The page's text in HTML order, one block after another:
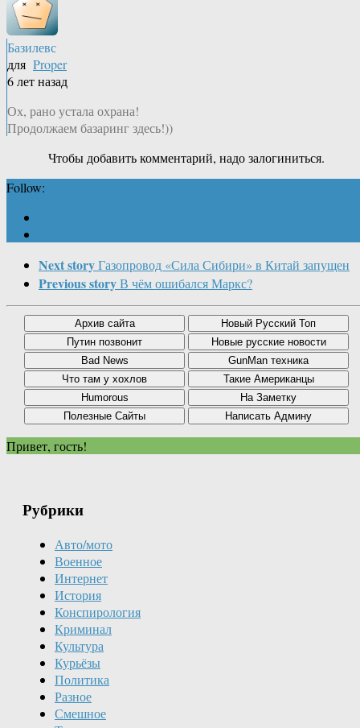
Базилевс
для Proper
6 лет назад
Ох, рано устала охрана!
Продолжаем базаринг здесь!))
Чтобы добавить комментарий, надо залогиниться.
Follow:
Next storyГазопровод «Сила Сибири» в Китай запущен
Previous storyВ чём ошибался Маркс?
Привет, гость!
Рубрики
Авто/мото
Военное
Интернет
История
Конспирология
Криминал
Культура
Курьёзы
Политика
Разное
Смешное